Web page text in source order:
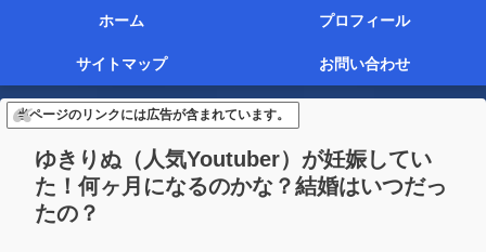
ホーム プロフィール
サイトマップ お問い合わせ
当ページのリンクには広告が含まれています。
ゆきりぬ（人気Youtuber）が妊娠してい
た！何ヶ月になるのかな？結婚はいつだっ
たの？